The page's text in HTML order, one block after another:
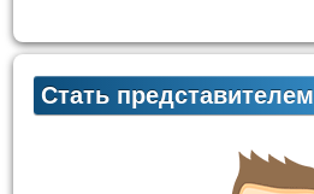
Стать представителем